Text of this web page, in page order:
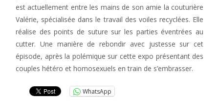
est actuellement entre les mains de son amie la couturière
Valérie, spécialisée dans le travail des voiles recyclées. Elle
réalise des points de suture sur les parties éventrées au
cutter. Une manière de rebondir avec justesse sur cet
épisode, après la polémique sur cette expo présentant des
couples hétéro et homosexuels en train de s’embrasser.
WhatsApp